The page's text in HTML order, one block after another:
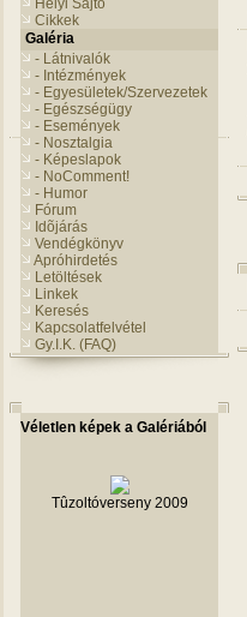
Helyi Sajtó
Cikkek
Galéria
- Látnivalók
- Intézmények
- Egyesületek/Szervezetek
- Egészségügy
- Események
- Nosztalgia
- Képeslapok
- NoComment!
- Humor
Fórum
Idõjárás
Vendégkönyv
Apróhirdetés
Letöltések
Linkek
Keresés
Kapcsolatfelvétel
Gy.I.K. (FAQ)
Véletlen képek a Galériából
Tûzoltóverseny 2009